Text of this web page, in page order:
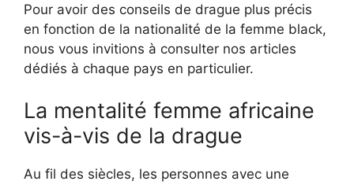
Pour avoir des conseils de drague plus précis
en fonction de la nationalité de la femme black,
nous vous invitions à consulter nos articles
dédiés à chaque pays en particulier.
La mentalité femme africaine
vis-à-vis de la drague
Au fil des siècles, les personnes avec une